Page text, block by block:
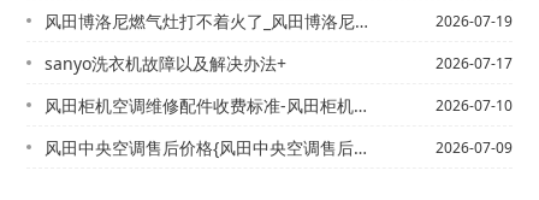
风田博洛尼燃气灶打不着火了_风田博洛尼燃气灶打不着火原因 2026-07-19
sanyo洗衣机故障以及解决办法+ 2026-07-17
风田柜机空调维修配件收费标准-风田柜机空调维修配件收费标准表2027年最新收费标... 2026-07-10
风田中央空调售后价格{风田中央空调售后价格表最新版本 2026-07-09